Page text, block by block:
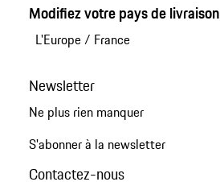
Modifiez votre pays de livraison
L'Europe/ France
Newsletter
Ne plus rien manquer
S'abonner à la newsletter
Contactez-nous